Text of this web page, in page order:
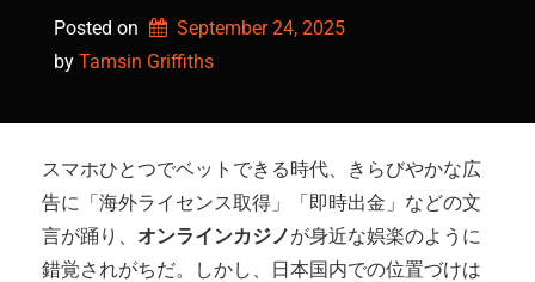
Posted on
September 24, 2025
by Tamsin Griffiths
スマホひとつでベットできる時代、きらびやかな広
告に「海外ライセンス取得」「即時出金」などの文
言が踊り、 オンラインカジノが身近な娯楽のように
錯覚されがちだ。しかし、日本国内での位置づけは